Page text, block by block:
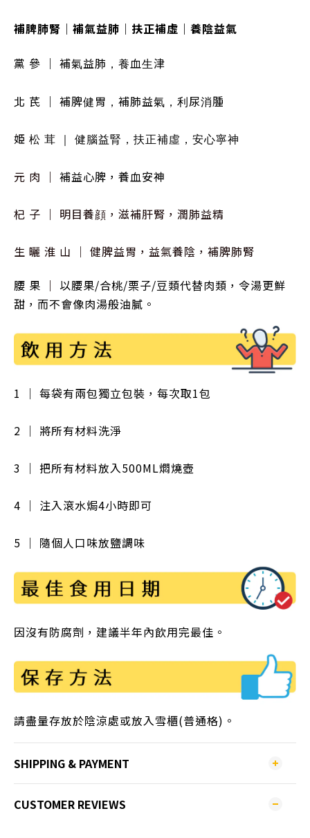
補脾肺腎 補氣益肺 扶正補虛 養陰益氣
黨 參 補氣益肺，養血生津
北 芪 補脾健胃，補肺益氣，利尿消腫
姫 松 茸 ｜ 健腦益腎，扶正補虛，安心寧神
元 肉 ｜ 補益心脾，養血安神
杞 子 ｜ 明目養顔，滋補肝腎，潤肺益精
生 曬 淮 山 ｜ 健脾益胃，益氣養陰，補脾肺腎
腰 果 ｜ 以腰果/合桃/栗子/豆類代替肉類，令湯更鮮
甜，而不會像肉湯般油膩。
1 ｜ 每袋有兩包獨立包裝，每次取1包
2 ｜ 將所有材料洗淨
3 ｜ 把所有材料放入500ML燜燒壺
4 ｜ 注入滾水焗4小時即可
5 ｜ 隨個人口味放鹽調味
因沒有防腐劑，建議半年內飲用完最佳。
請盡量存放於陰涼處或放入雪櫃(普通格)。
SHIPPING & PAYMENT
CUSTOMER REVIEWS